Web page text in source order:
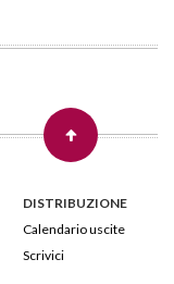
DISTRIBUZIONE
Calendario uscite
Scrivici